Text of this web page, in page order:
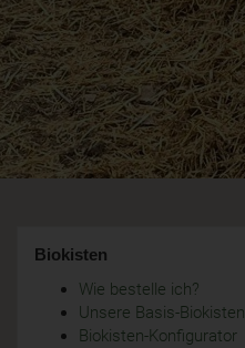
Biokisten
Wie bestelle ich?
Unsere Basis-Biokisten
Biokisten-Konfigurator